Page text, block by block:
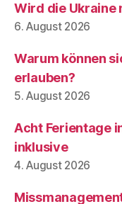
Wird die Ukraine
6. August 2026
Warum können
erlauben?
5. August 2026
Acht Ferientage
inklusive
4. August 2026